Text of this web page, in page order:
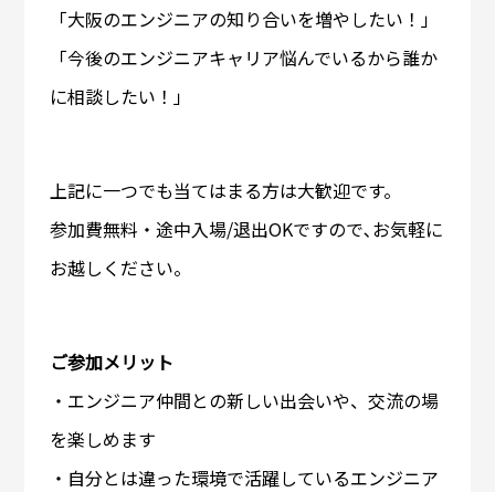
「大阪のエンジニアの知り合いを増やしたい！」
「今後のエンジニアキャリア悩んでいるから誰か
に相談したい！」
上記に一つでも当てはまる方は大歓迎です。
参加費無料・途中入場/退出OKですので､お気軽に
お越しください。
ご参加メリット
・エンジニア仲間との新しい出会いや、交流の場
を楽しめます
・自分とは違った環境で活躍しているエンジニア